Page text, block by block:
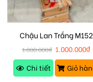
Chậu Lan Trắng M152
1.080.000₫ 1.000.000₫
Chi tiết
Giỏ